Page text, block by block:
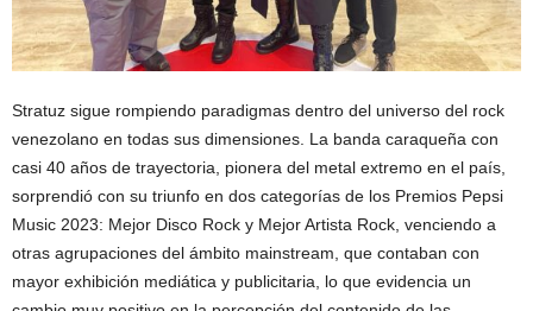
Stratuz sigue rompiendo paradigmas dentro del universo del rock
venezolano en todas sus dimensiones. La banda caraqueña con
casi 40 años de trayectoria, pionera del metal extremo en el país,
sorprendió con su triunfo en dos categorías de los Premios Pepsi
Music 2023: Mejor Disco Rock y Mejor Artista Rock, venciendo a
otras agrupaciones del ámbito mainstream, que contaban con
mayor exhibición mediática y publicitaria, lo que evidencia un